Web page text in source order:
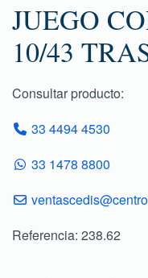
JUEGO
10/43
Consultar producto:
33 4494 4530
33 1478 8800
Referencia: 238.62